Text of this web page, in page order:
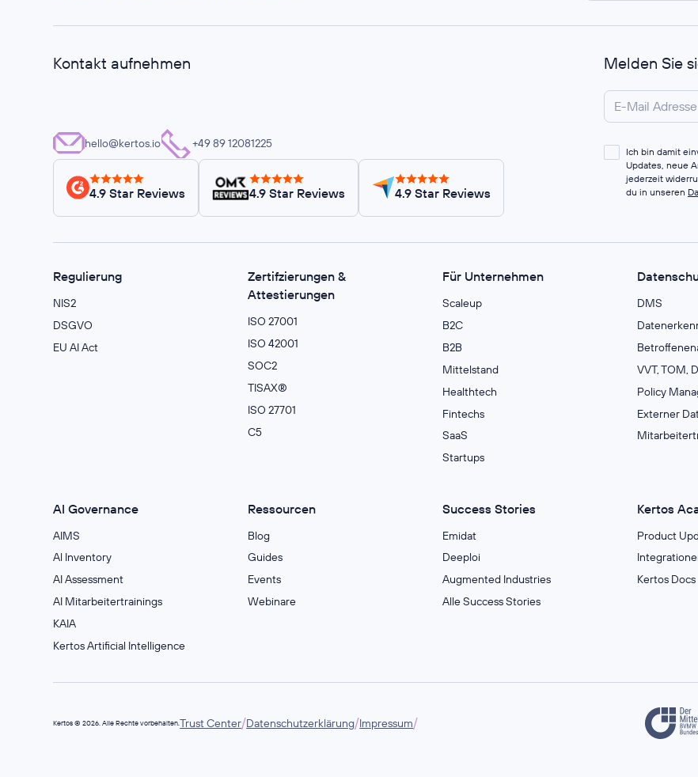
Kontakt aufnehmen
hello@kertos.io +49 89 12081225
4.9 Star Reviews 4.9 Star Reviews 4.9 Star Reviews
Melden Sie
Ich bin damit
Updates, neue
jederzeit
du in unseren
Regulierung
NIS2
DSGVO
EU AI Act
Zertifzierungen &
Attestierungen
ISO 27001
ISO 42001
SOC2
TISAX®
ISO 27701
C5
Für Unternehmen
Scaleup
B2C
B2B
Mittelstand
Healthtech
Fintechs
SaaS
Startups
DMS
VVT, TOM,
Policy
Externer
AI Governance
AIMS
Al Inventory
AI Assessment
AI Mitarbeitertrainings
KAIA
Kertos Artificial Intelligence
Ressourcen
Blog
Guides
Events
Webinare
Success Stories
Emidat
Deeploi
Augmented Industries
Alle Success Stories
Kertos
Product
Kertos Docs
Kertos © 2026. Alle Rechte vorbehalten.Trust Center/Datenschutzerklärung/Impressum/